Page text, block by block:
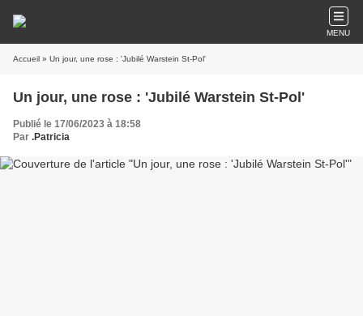
MENU
Accueil » Un jour, une rose : 'Jubilé Warstein St-Pol'
Un jour, une rose : 'Jubilé Warstein St-Pol'
Publié le 17/06/2023 à 18:58
Par .Patricia